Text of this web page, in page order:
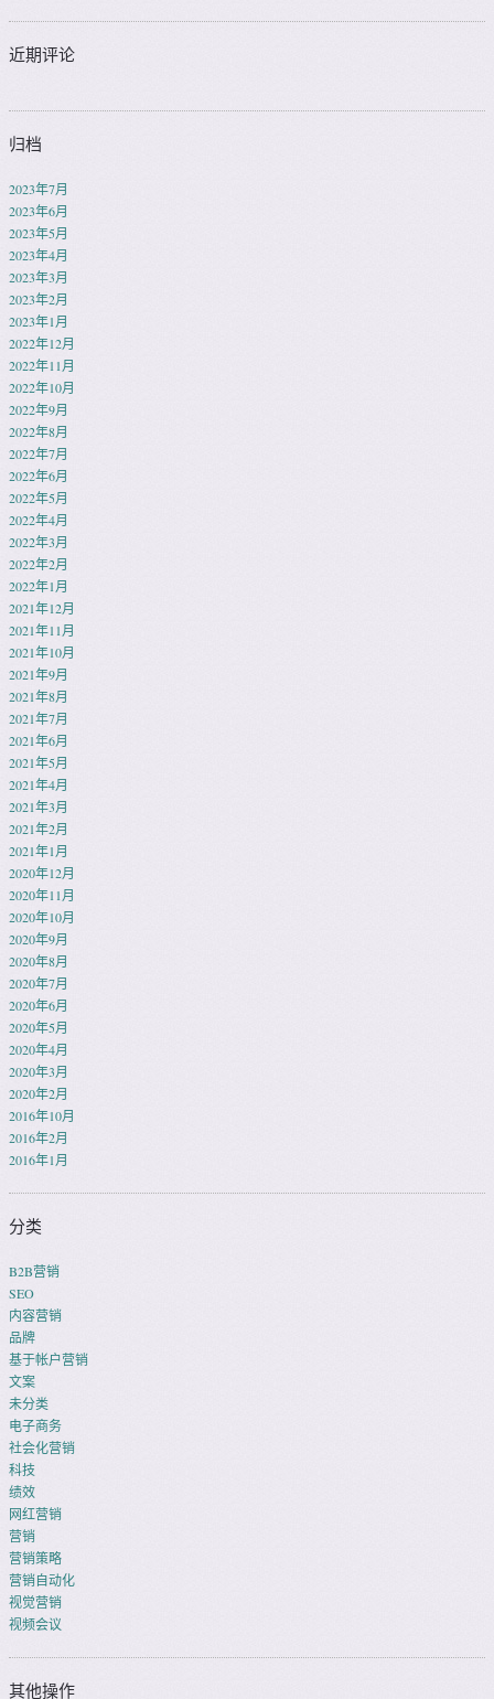
近期评论
归档
2023年7月
2023年6月
2023年5月
2023年4月
2023年3月
2023年2月
2023年1月
2022年12月
2022年11月
2022年10月
2022年9月
2022年8月
2022年7月
2022年6月
2022年5月
2022年4月
2022年3月
2022年2月
2022年1月
2021年12月
2021年11月
2021年10月
2021年9月
2021年8月
2021年7月
2021年6月
2021年5月
2021年4月
2021年3月
2021年2月
2021年1月
2020年12月
2020年11月
2020年10月
2020年9月
2020年8月
2020年7月
2020年6月
2020年5月
2020年4月
2020年3月
2020年2月
2016年10月
2016年2月
2016年1月
分类
B2B营销
SEO
内容营销
品牌
基于帐户营销
文案
未分类
电子商务
社会化营销
科技
绩效
网红营销
营销
营销策略
营销自动化
视觉营销
视频会议
其他操作